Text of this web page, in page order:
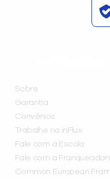
Sobre
Garantia
Convênios
Trabalhe na inFlux
Fale com a Escola
Fale com a
Common European